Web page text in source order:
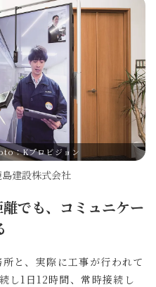
：Kプロビジョン
建設株式会社
でも、コミュニケー
と、実際に工事が行われて
し1日12時間、常時接続し